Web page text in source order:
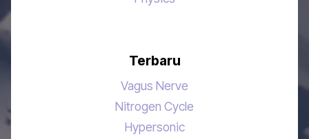
Terbaru
Vagus Nerve
Nitrogen Cycle
Hypersonic